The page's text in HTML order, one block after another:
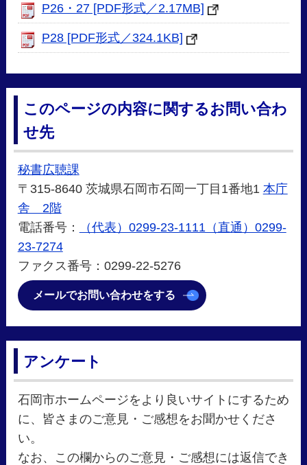
P26・27 [PDF形式／2.17MB]
P28 [PDF形式／324.1KB]
このページの内容に関するお問い合わ
せ先
秘書広聴課
〒315-8640 茨城県石岡市石岡一丁目1番地1 本庁
舎 2階
電話番号：
（代表）0299-23-1111（直通）0299-
23-7274
ファクス番号：0299-22-5276
メールでお問い合わせをする
アンケート
石岡市ホームページをより良いサイトにするため
に、皆さまのご意見・ご感想をお聞かせくださ
い。
なお、この欄からのご意見・ご感想には返信でき